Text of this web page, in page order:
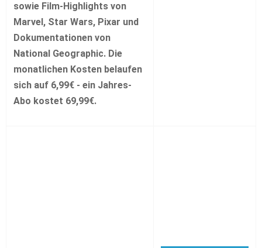
sowie Film-Highlights von
Marvel, Star Wars, Pixar und
Dokumentationen von
National Geographic. Die
monatlichen Kosten belaufen
sich auf 6,99€ - ein Jahres-
Abo kostet 69,99€.